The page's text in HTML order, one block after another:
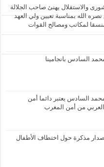
والاستقلال يهنئ صاحب الجلالة
الله بمناسبة تعيين ولي العهد
لمكاتب ومصالح القوات
السادس بانجامينا
السادس يعتبر دائما أمن
العربي من أمن المغرب
مذكرة حول اختطاف الأطفال